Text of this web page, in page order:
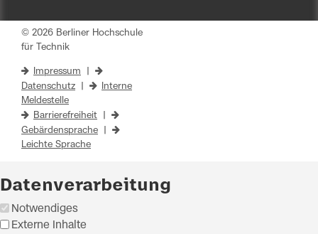
© 2026 Berliner Hochschule
für Technik
Impressum
Datenschutz
Interne
Meldestelle
Barrierefreiheit
Gebärdensprache
Leichte Sprache
Datenverarbeitung
Notwendiges
Externe Inhalte